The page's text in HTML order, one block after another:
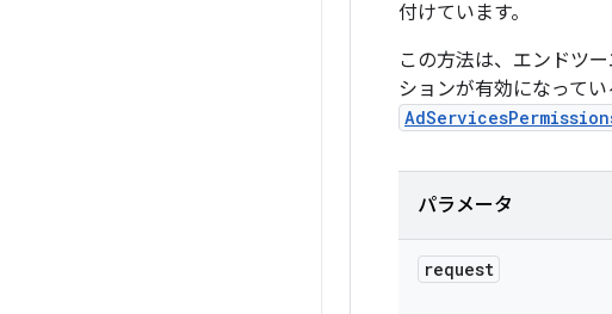
付けています。
この方法は、エンドツ
ションが有効になって
パラメータ
request